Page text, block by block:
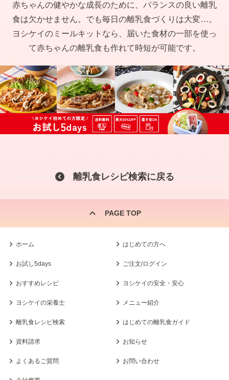
赤ちゃんの健やかな成長のために、バランスの良い離乳
食は欠かせません。でも毎日の離乳食づくりは大変…。
ヨシケイのミールキットなら、届いた食材の一部を使っ
て赤ちゃんの離乳食も作れて時短が可能です。
離乳食レシピ検索に戻る
PAGE TOP
ホーム はじめての方へ
お試し5days ご注文/ログイン
おすすめレシピ ヨシケイの安全・安心
ヨシケイの栄養士 メニュー紹介
離乳食レシピ検索 はじめての離乳食ガイド
資料請求 お知らせ
よくあるご質問 お問い合わせ